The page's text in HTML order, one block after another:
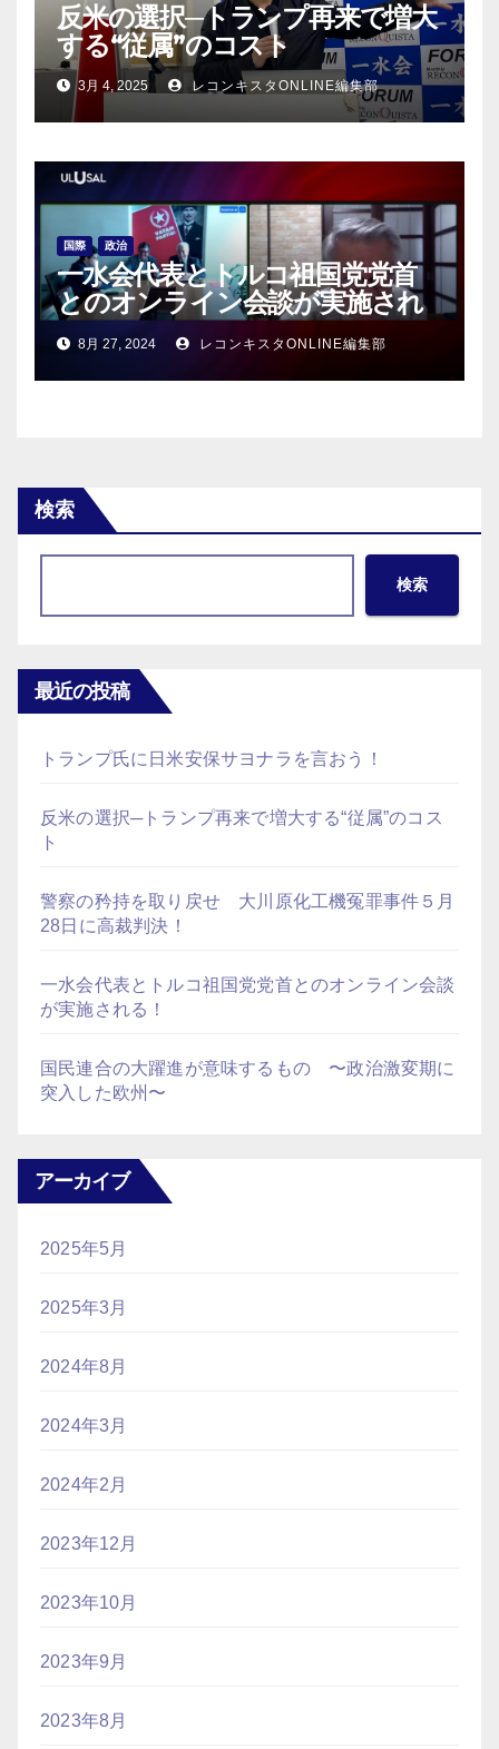
反米の選択─トランプ再来で増大
する“従属”のコスト
3月 4, 2025 レコンキスタONLINE編集部
国際 政治
一水会代表とトルコ祖国党党首
とのオンライン会談が実施され
る！
8月 27, 2024 レコンキスタONLINE編集部
検索
検索
最近の投稿
トランプ氏に日米安保サヨナラを言おう！
反米の選択─トランプ再来で増大する“従属”のコス
ト
警察の矜持を取り戻せ 大川原化工機冤罪事件５月
28日に高裁判決！
一水会代表とトルコ祖国党党首とのオンライン会談
が実施される！
国民連合の大躍進が意味するもの 〜政治激変期に
突入した欧州〜
アーカイブ
2025年5月
2025年3月
2024年8月
2024年3月
2024年2月
2023年12月
2023年10月
2023年9月
2023年8月